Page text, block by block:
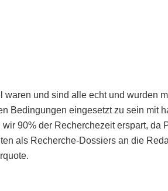
waren und sind alle echt und wurden
Bedingungen eingesetzt zu sein mit
wir 90% der Recherchezeit erspart, da
als Recherche-Dossiers an die